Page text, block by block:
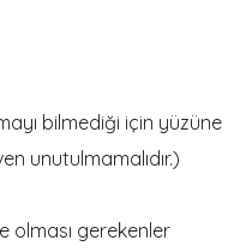
bilmediği için yüzüne
unutulmamalıdır.)
olması gerekenler